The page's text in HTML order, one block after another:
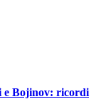
e Bojinov: ricordi